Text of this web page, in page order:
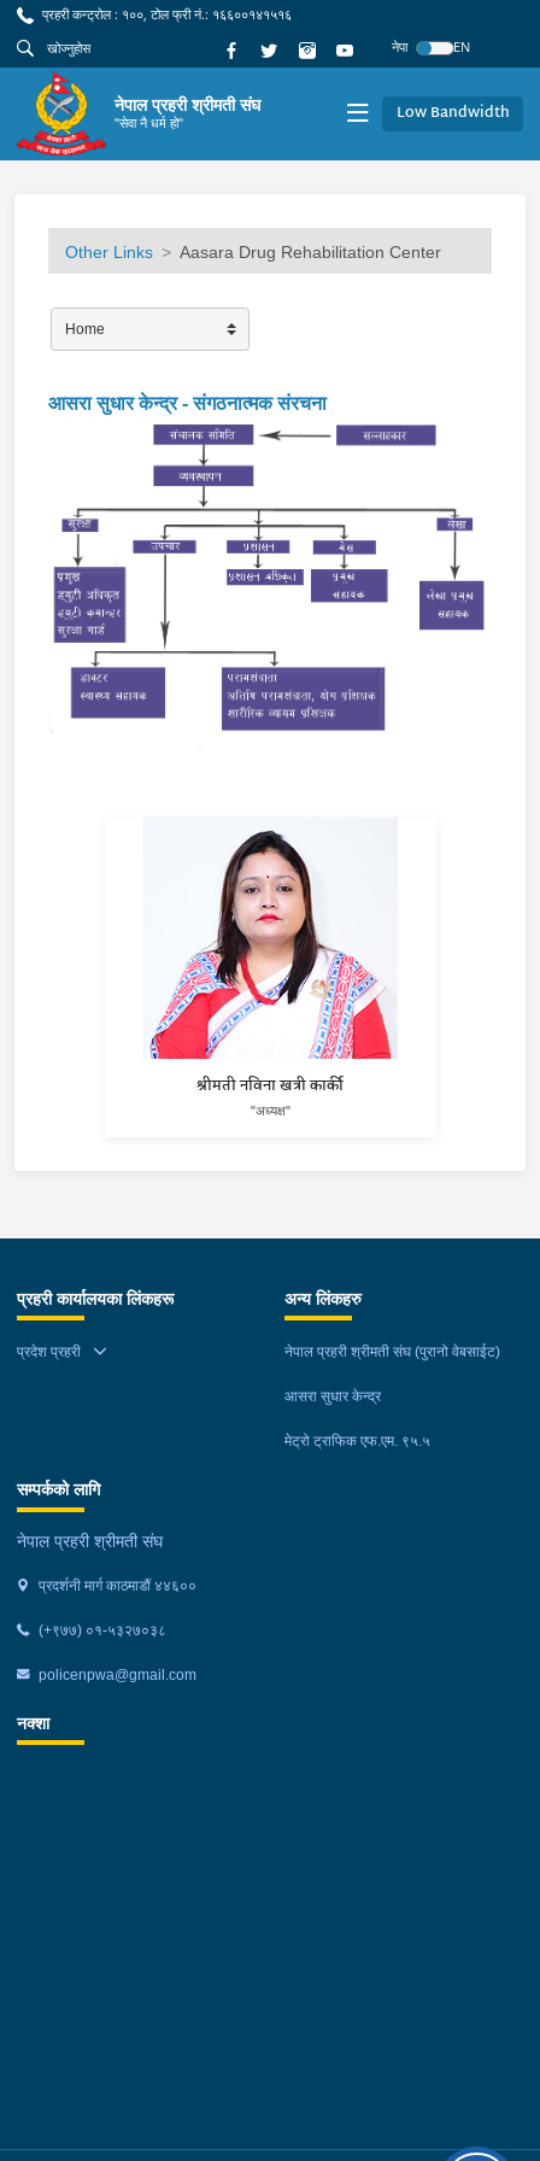
प्रहरी कन्ट्रोल : १००, टोल फ्री नं.: १६६००१४१५१६
नेपा
EN
नेपाल प्रहरी श्रीमती संघ
"सेवा नै धर्म हो" Low Bandwidth
Other Links Aasara Drug Rehabilitation Center
आसरा सुधार केन्द्र - संगठनात्मक संरचना
श्रीमती नविना खत्री कार्की
"अध्यक्ष"
प्रहरी कार्यालयका लिंकहरू
प्रदेश प्रहरी
अन्य लिंकहरु
नेपाल प्रहरी श्रीमती संघ (पुरानो वेबसाईट)
आसरा सुधार केन्द्र
मेट्रो ट्राफिक एफ.एम. ९५.५
सम्पर्कको लागि
नेपाल प्रहरी श्रीमती संघ
प्रदर्शनी मार्ग काठमाडौं ४४६००
(+९७७) ०१-५३२७०३८
policenpwa@gmail.com
नक्शा